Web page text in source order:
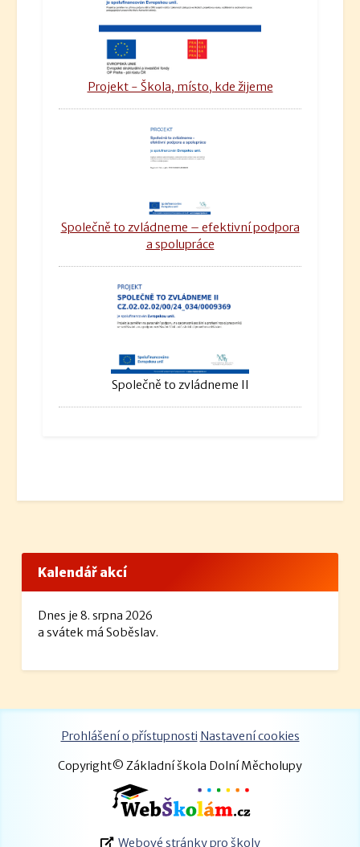
Projekt - Škola, místo, kde žijeme
Společně to zvládneme – efektivní podpora
a spolupráce
Společně to zvládneme II
Kalendář akcí
Dnes je 8. srpna 2026
a svátek má Soběslav.
Prohlášení o přístupnosti Nastavení cookies
Copyright© Základní škola Dolní Měcholupy
Webové stránky pro školy